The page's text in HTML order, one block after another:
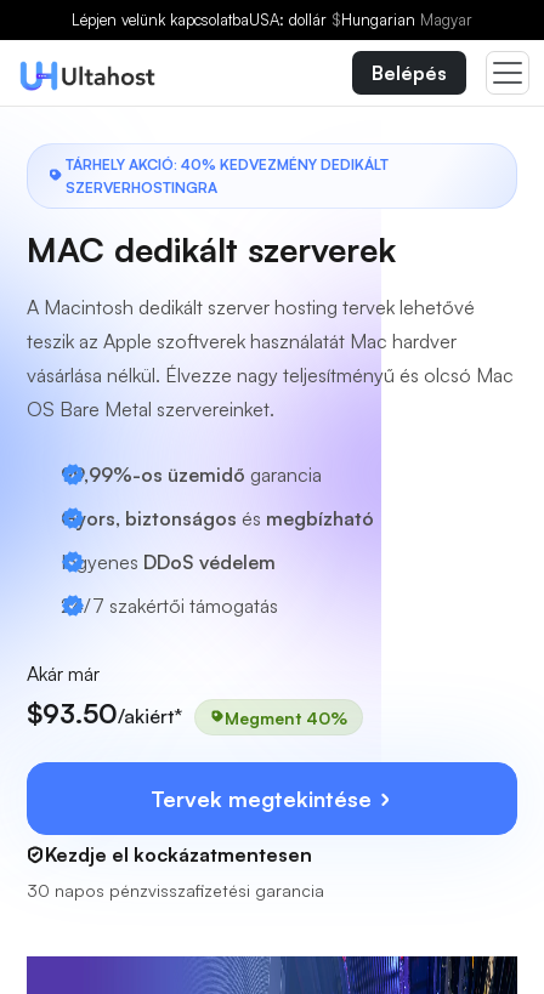
Lépjen velünk kapcsolatbaUSA: dollár $Hungarian Magyar
Belépés
TÁRHELY AKCIÓ: 40% KEDVEZMÉNY DEDIKÁLT
SZERVERHOSTINGRA
MAC dedikált szerverek
A Macintosh dedikált szerver hosting tervek lehetővé
teszik az Apple szoftverek használatát Mac hardver
vásárlása nélkül. Élvezze nagy teljesítményű és olcsó Mac
OS Bare Metal szervereinket.
99,99%-os üzemidő garancia
Gyors, biztonságos és megbízható
Ingyenes DDoS védelem
24/7 szakértői támogatás
Akár már
$93.50/akiért* Megment 40%
Tervek megtekintése
Kezdje el kockázatmentesen
30 napos pénzvisszafizetési garancia